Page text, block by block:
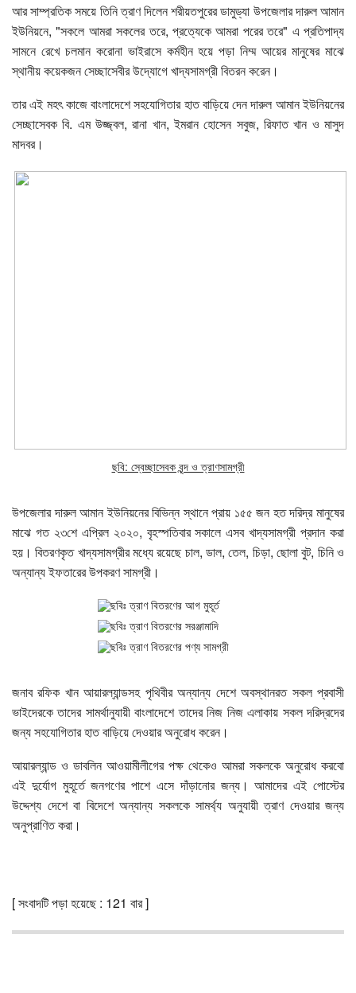
আর সাম্প্রতিক সময়ে তিনি ত্রাণ দিলেন শরীয়তপুরের ডামুড্যা উপজেলার দারুল আমান
ইউনিয়নে, "সকলে আমরা সকলের তরে, প্রত্যেকে আমরা পরের তরে" এ প্রতিপাদ্য
সামনে রেখে চলমান করোনা ভাইরাসে কর্মহীন হয়ে পড়া নিম্ম আয়ের মানুষের মাঝে
স্থানীয় কয়েকজন সেচ্ছাসেবীর উদ্যোগে খাদ্যসামগ্রী বিতরন করেন।
তার এই মহৎ কাজে বাংলাদেশে সহযোগিতার হাত বাড়িয়ে দেন দারুল আমান ইউনিয়নের
সেচ্ছাসেবক বি. এম উজ্জ্বল, রানা খান, ইমরান হোসেন সবুজ, রিফাত খান ও মাসুদ
মাদবর।
ছবি: স্বেচ্ছাসেবক বৃন্দ ও ত্রাণসামগ্রী
উপজেলার দারুল আমান ইউনিয়নের বিভিন্ন স্থানে প্রায় ১৫৫ জন হত দরিদ্র মানুষের
মাঝে গত ২৩শে এপ্রিল ২০২০, বৃহস্পতিবার সকালে এসব খাদ্যসামগ্রী প্রদান করা
হয়। বিতরণকৃত খাদ্যসামগ্রীর মধ্যে রয়েছে চাল, ডাল, তেল, চিড়া, ছোলা বুট, চিনি ও
অন্যান্য ইফতারের উপকরণ সামগ্রী।
জনাব রফিক খান আয়ারল্যান্ডসহ পৃথিবীর অন্যান্য দেশে অবস্থানরত সকল প্রবাসী
ভাইদেরকে তাদের সামর্থানুযায়ী বাংলাদেশে তাদের নিজ নিজ এলাকায় সকল দরিদ্রদের
জন্য সহযোগিতার হাত বাড়িয়ে দেওয়ার অনুরোধ করেন।
আয়ারল্যান্ড ও ডাবলিন আওয়ামীলীগের পক্ষ থেকেও আমরা সকলকে অনুরোধ করবো
এই দুর্যোগ মুহূর্তে জনগণের পাশে এসে দাঁড়ানোর জন্য। আমাদের এই পোস্টের
উদ্দেশ্য দেশে বা বিদেশে অন্যান্য সকলকে সামর্থ্য অনুযায়ী ত্রাণ দেওয়ার জন্য
অনুপ্রাণিত করা।
[ সংবাদটি পড়া হয়েছে : 121 বার ]